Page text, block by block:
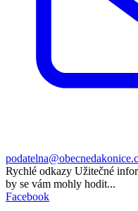
Rychlé odkazy Užitečné
by se vám mohly hodit...
Facebook